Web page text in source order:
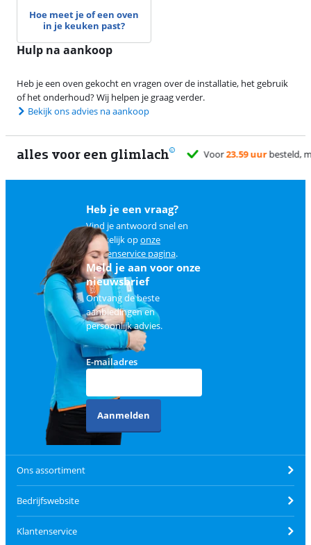
Hoe meet je of een oven
in je keuken past?
Hulp na aankoop
Heb je een oven gekocht en vragen over de installatie, het gebruik
of het onderhoud? Wij helpen je graag verder.
Bekijk ons advies na aankoop
alles voor een glimlach
Heb je een vraag?
Vind je antwoord snel en
makkelijk oponze
klantenservice pagina.
Meld je aan voor onze
nieuwsbrief
Ontvang de beste
aanbiedingen en
persoonlijk advies.
E-mailadres
Aanmelden
Ons assortiment
Bedrijfswebsite
Klantenservice